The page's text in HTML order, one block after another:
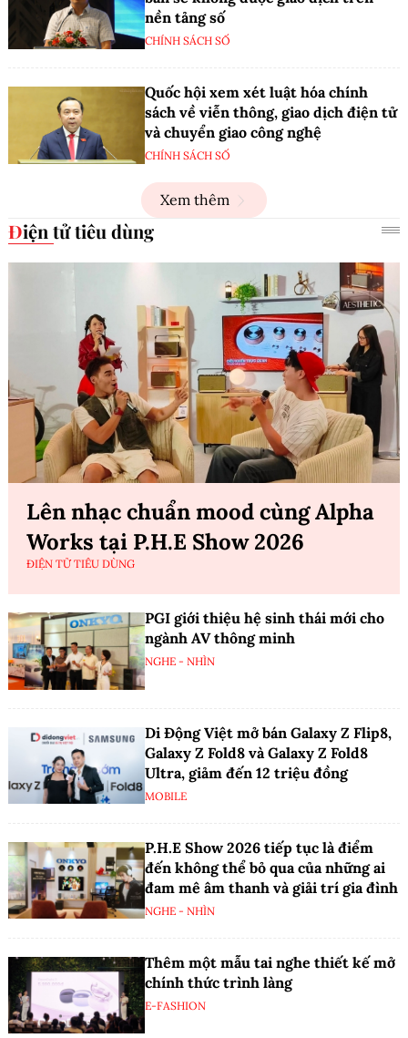
nền tảng số
CHÍNH SÁCH SỐ
Quốc hội xem xét luật hóa chính
sách về viễn thông, giao dịch điện tử
và chuyển giao công nghệ
CHÍNH SÁCH SỐ
Xem thêm
Điện tử tiêu dùng
Lên nhạc chuẩn mood cùng Alpha
Works tại P.H.E Show 2026
ĐIỆN TỬ TIÊU DÙNG
PGI giới thiệu hệ sinh thái mới cho
ngành AV thông minh
NGHE - NHÌN
Di Động Việt mở bán Galaxy Z Flip8,
Galaxy Z Fold8 và Galaxy Z Fold8
Ultra, giảm đến 12 triệu đồng
MOBILE
P.H.E Show 2026 tiếp tục là điểm
đến không thể bỏ qua của những ai
đam mê âm thanh và giải trí gia đình
NGHE - NHÌN
Thêm một mẫu tai nghe thiết kế mở
chính thức trình làng
E-FASHION